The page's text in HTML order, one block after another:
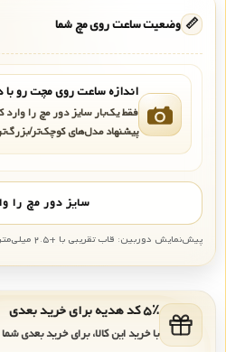
📏 وضعیت ساعت روی مچ شما
اندازه ساعت روی مچت رو با
فقط یک‌بار سایز دور مچ را
پیشنهاد مدل‌های کوچک‌تر/
سایز دور مچ را
پیش‌نمایش دوربین: قاب تقریبی با +۲.۵ میلی‌متر در هر طرف
۵٪ کد هدیه برای خرید بعدی
با خرید این کالا، برای خرید بعدی